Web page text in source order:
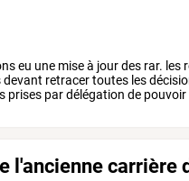
eu une miseà jourdes rar. les
devant retracertoutes les
prises pardélégation de pouvoir
l'ancienne carrière